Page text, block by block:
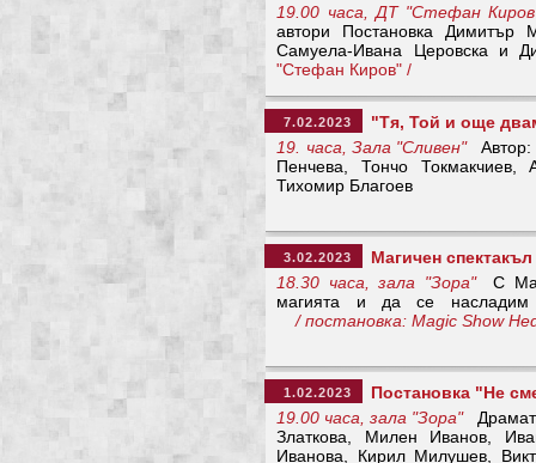
19.00 часа, ДТ "Стефан
автори Постановка Димитър
Самуела-Ивана Церовска и
"Стефан Киров" /
7.02.2023
"Тя, Той и още
19. часа, Зала "Сливен"
Пенчева, Тончо
Тихомир Благоев
3.02.2023
Магичен спектакъл
18.30 часа, зала "Зора"
С
магията и да се насладим
/ постановка: Magic Show
1.02.2023
Постановка "Не
19.00 часа, зала "Зора"
Златкова, Милен Иванов,
Иванова, Кирил Милушев,